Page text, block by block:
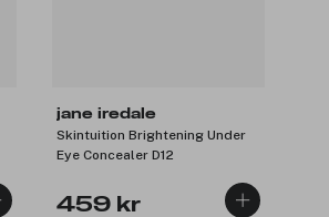
jane iredale
Skintuition Brightening Under
Eye Concealer D12
459 kr